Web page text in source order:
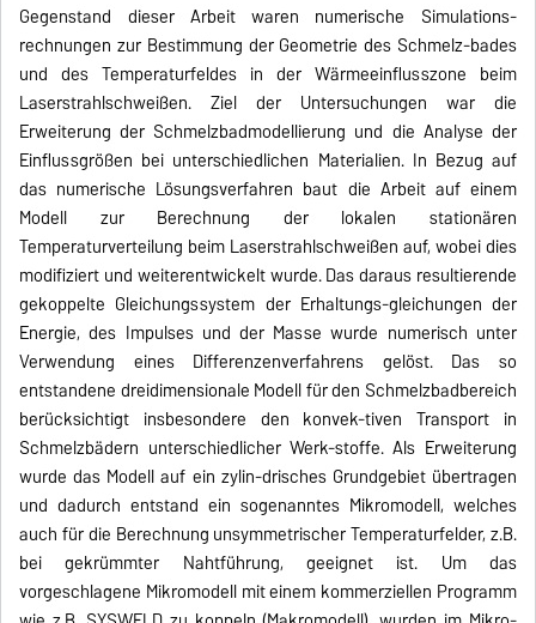
Gegenstand dieser Arbeit waren numerische Simulations-
rechnungen zur Bestimmung der Geometrie des Schmelz-bades
und des Temperaturfeldes in der Wärmeeinflusszone beim
Laserstrahlschweißen. Ziel der Untersuchungen war die
Erweiterung der Schmelzbadmodellierung und die Analyse der
Einflussgrößen bei unterschiedlichen Materialien. In Bezug auf
das numerische Lösungsverfahren baut die Arbeit auf einem
Modell zur Berechnung der lokalen stationären
Temperaturverteilung beim Laserstrahlschweißen auf, wobei dies
modifiziert und weiterentwickelt wurde. Das daraus resultierende
gekoppelte Gleichungssystem der Erhaltungs-gleichungen der
Energie, des Impulses und der Masse wurde numerisch unter
Verwendung eines Differenzenverfahrens gelöst. Das so
entstandene dreidimensionale Modell für den Schmelzbadbereich
berücksichtigt insbesondere den konvek-tiven Transport in
Schmelzbädern unterschiedlicher Werk-stoffe. Als Erweiterung
wurde das Modell auf ein zylin-drisches Grundgebiet übertragen
und dadurch entstand ein sogenanntes Mikromodell, welches
auch für die Berechnung unsymmetrischer Temperaturfelder, z.B.
bei gekrümmter Nahtführung, geeignet ist. Um das
vorgeschlagene Mikromodell mit einem kommerziellen Programm